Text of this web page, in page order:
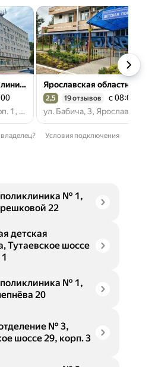
Областная детская клиническая больница
Тутаевское ш., 27, корп. 1, Ярославль
Рейтинг 2,5 из 5
2,5 19 отзывов
с 08:00
ул. Бабича, 3, Ярославль
Условия подключения
№ 1,
22
детская
Тутаевское шоссе
№ 1,
20
№ 3,
шоссе 29, корп. 3